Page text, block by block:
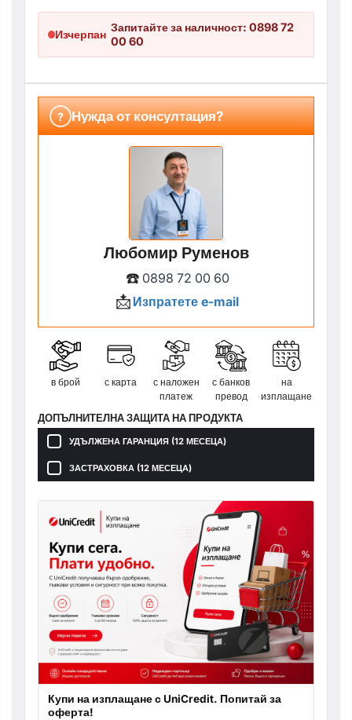
Изчерпан
Запитайте за наличност: 0898 72
00 60
? Нужда от консултация?
Любомир Руменов
☎️ 0898 72 00 60
📩 Изпратете e-mail
в брой с карта
с наложен
платеж
с банков
превод
на
изплащане
ДОПЪЛНИТЕЛНА ЗАЩИТА НА ПРОДУКТА
УДЪЛЖЕНА ГАРАНЦИЯ (12 МЕСЕЦА)
ЗАСТРАХОВКА (12 МЕСЕЦА)
Купи на изплащане с UniCredit. Попитай за
оферта!